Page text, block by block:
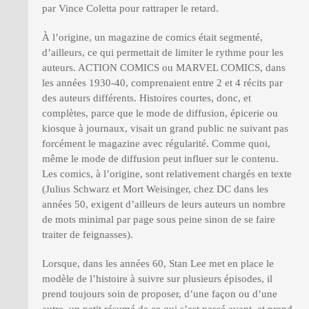
par Vince Coletta pour rattraper le retard.
À l’origine, un magazine de comics était segmenté,
d’ailleurs, ce qui permettait de limiter le rythme pour les
auteurs. ACTION COMICS ou MARVEL COMICS, dans
les années 1930-40, comprenaient entre 2 et 4 récits par
des auteurs différents. Histoires courtes, donc, et
complètes, parce que le mode de diffusion, épicerie ou
kiosque à journaux, visait un grand public ne suivant pas
forcément le magazine avec régularité. Comme quoi,
même le mode de diffusion peut influer sur le contenu.
Les comics, à l’origine, sont relativement chargés en texte
(Julius Schwarz et Mort Weisinger, chez DC dans les
années 50, exigent d’ailleurs de leurs auteurs un nombre
de mots minimal par page sous peine sinon de se faire
traiter de feignasses).
Lorsque, dans les années 60, Stan Lee met en place le
modèle de l’histoire à suivre sur plusieurs épisodes, il
prend toujours soin de proposer, d’une façon ou d’une